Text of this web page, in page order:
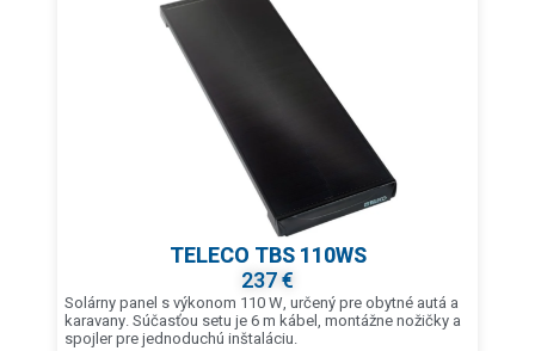
TELECO TBS 110WS
237 €
Solárny panel s výkonom 110 W, určený pre obytné autá a
karavany. Súčasťou setu je 6 m kábel, montážne nožičky a
spojler pre jednoduchú inštaláciu.